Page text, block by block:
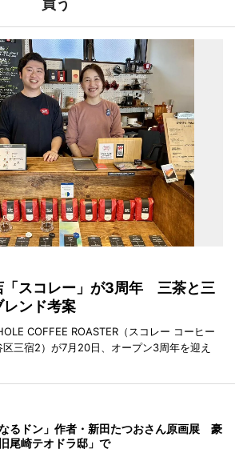
「スコレー」が3周年 三茶と三
ンド考案
COFFEE ROASTER（スコレー コーヒー
三宿2）が7月20日、オープン3周年を迎え
なるドン」作者・新田たつおさん原画展 豪
尾崎テオドラ邸」で